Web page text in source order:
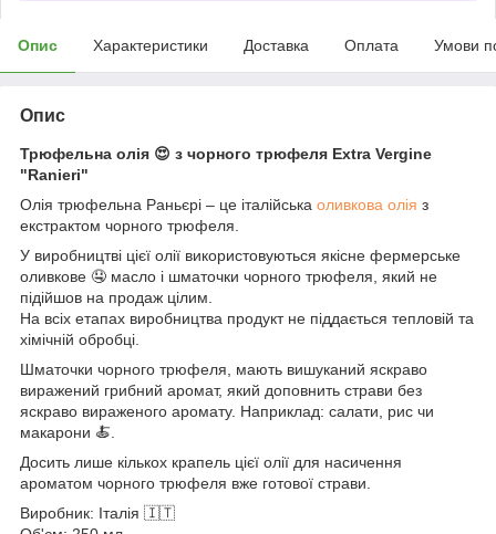
Опис Характеристики Доставка Оплата Умови
Опис
Трюфельна олія 😍 з чорного трюфеля Extra Vergine
"Ranieri"
Олія трюфельна Раньєрі – це італійська оливкова олія з
екстрактом чорного трюфеля.
У виробництві цієї олії використовуються якісне фермерське
оливкове 🤤 масло і шматочки чорного трюфеля, який не
підійшов на продаж цілим.
На всіх етапах виробництва продукт не піддається тепловій та
хімічній обробці.
Шматочки чорного трюфеля, мають вишуканий яскраво
виражений грибний аромат, який доповнить страви без
яскраво вираженого аромату. Наприклад: салати, рис чи
макарони 🍝.
Досить лише кількох крапель цієї олії для насичення
ароматом чорного трюфеля вже готової страви.
Виробник: Італія 🇮🇹